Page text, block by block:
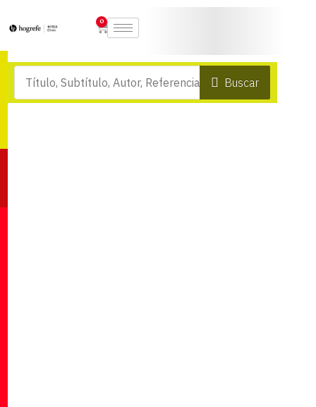
0
Buscar